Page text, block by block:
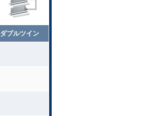
ダブルツイン